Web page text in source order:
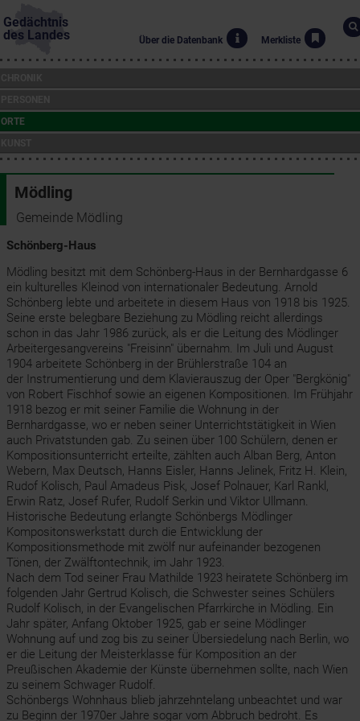
Gedächtnis
des Landes
Über die Datenbank Merkliste
ORTE
Mödling
Gemeinde Mödling
Schönberg-Haus
Mödling besitzt mit dem Schönberg-Haus in der Bernhardgasse 6
ein kulturelles Kleinod von internationaler Bedeutung. Arnold
Schönberg lebte und arbeitete in diesem Haus von 1918 bis 1925.
Seine erste belegbare Beziehung zu Mödling reicht allerdings
schon in das Jahr 1986 zurück, als er die Leitung des Mödlinger
Arbeitergesangvereins "Freisinn" übernahm. Im Juli und August
1904 arbeitete Schönberg in der Brühlerstraße 104 an
der Instrumentierung und dem Klavierauszug der Oper "Bergkönig"
von Robert Fischhof sowie an eigenen Kompositionen. Im Frühjahr
1918 bezog er mit seiner Familie die Wohnung in der
Bernhardgasse, wo er neben seiner Unterrichtstätigkeit in Wien
auch Privatstunden gab. Zu seinen über 100 Schülern, denen er
Kompositionsunterricht erteilte, zählten auch Alban Berg, Anton
Webern, Max Deutsch, Hanns Eisler, Hanns Jelinek, Fritz H. Klein,
Rudof Kolisch, Paul Amadeus Pisk, Josef Polnauer, Karl Rankl,
Erwin Ratz, Josef Rufer, Rudolf Serkin und Viktor Ullmann.
Historische Bedeutung erlangte Schönbergs Mödlinger
Kompositonswerkstatt durch die Entwicklung der
Kompositionsmethode mit zwölf nur aufeinander bezogenen
Tönen, der Zwälftontechnik, im Jahr 1923.
Nach dem Tod seiner Frau Mathilde 1923 heiratete Schönberg im
folgenden Jahr Gertrud Kolisch, die Schwester seines Schülers
Rudolf Kolisch, in der Evangelischen Pfarrkirche in Mödling. Ein
Jahr später, Anfang Oktober 1925, gab er seine Mödlinger
Wohnung auf und zog bis zu seiner Übersiedelung nach Berlin, wo
er die Leitung der Meisterklasse für Komposition an der
Preußischen Akademie der Künste übernehmen sollte, nach Wien
zu seinem Schwager Rudolf.
Schönbergs Wohnhaus blieb jahrzehntelang unbeachtet und war
zu Beginn der 1970er Jahre sogar vom Abbruch bedroht. Es